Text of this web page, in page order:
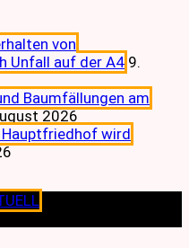
von
Unfall auf der A4 9.
Baumfällungen am
2026
wird